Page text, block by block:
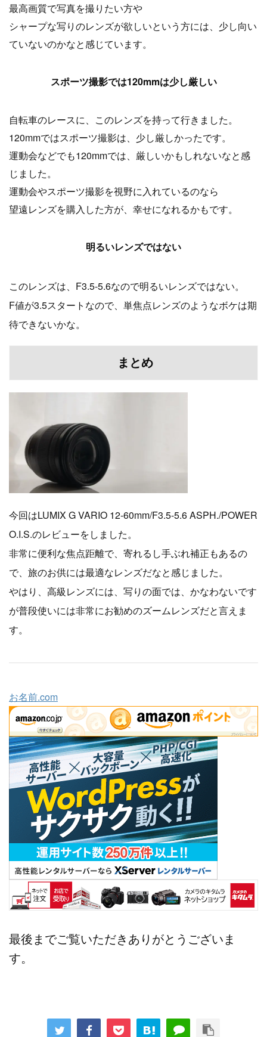
最高画質で写真を撮りたい方や
シャープな写りのレンズが欲しいという方には、少し向い
ていないのかなと感じています。
スポーツ撮影では120mmは少し厳しい
自転車のレースに、このレンズを持って行きました。
120mmではスポーツ撮影は、少し厳しかったです。
運動会などでも120mmでは、厳しいかもしれないなと感
じました。
運動会やスポーツ撮影を視野に入れているのなら
望遠レンズを購入した方が、幸せになれるかもです。
明るいレンズではない
このレンズは、F3.5-5.6なので明るいレンズではない。
F値が3.5スタートなので、単焦点レンズのようなボケは期
待できないかな。
まとめ
今回はLUMIX G VARIO 12-60mm/F3.5-5.6 ASPH./POWER
O.I.S.のレビューをしました。
非常に便利な焦点距離で、寄れるし手ぶれ補正もあるの
で、旅のお供には最適なレンズだなと感じました。
やはり、高級レンズには、写りの面では、かなわないです
が普段使いには非常にお勧めのズームレンズだと言えま
す。
お名前.com
最後までご覧いただきありがとうございま
す。